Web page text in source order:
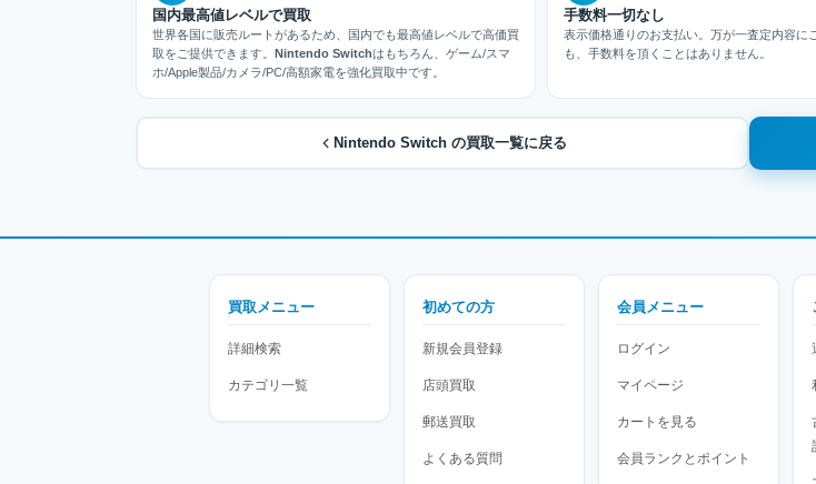
国内最高値レベルで買取
世界各国に販売ルートがあるため、国内でも最高値レベルで高価買
取をご提供できます。 Nintendo Switchはもちろん、ゲーム/スマ
ホ/Apple製品/カメラ/PC/高額家電を強化買取中です。
手数料一切なし
表示価格通りのお支払い。万が一査定内容に
も、手数料を頂くことはありません。
Nintendo Switch の買取一覧に戻る
買取メニュー
詳細検索
カテゴリ一覧
初めての方
新規会員登録
店頭買取
郵送買取
よくある質問
会員メニュー
ログイン
マイページ
カートを見る
会員ランクとポイント